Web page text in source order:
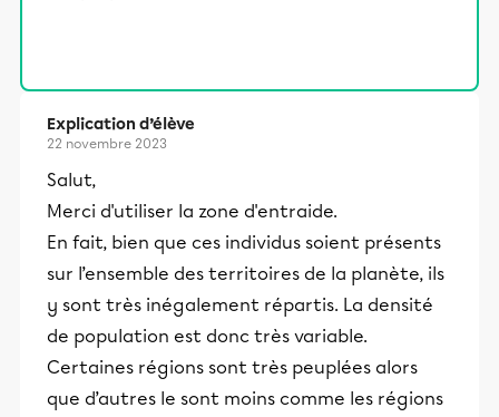
Explication d’élève
22 novembre 2023
Salut,
Merci d'utiliser la zone d'entraide.
En fait, bien que ces individus soient présents
sur l’ensemble des territoires de la planète, ils
y sont très inégalement répartis. La densité
de population est donc très variable.
Certaines régions sont très peuplées alors
que d’autres le sont moins comme les régions